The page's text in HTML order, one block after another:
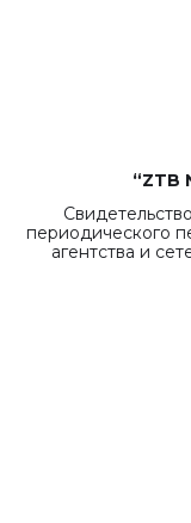
“ZTB
периодического
агентства и